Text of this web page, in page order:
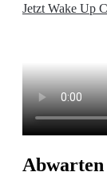
Jetzt Wake Up
Abwarten